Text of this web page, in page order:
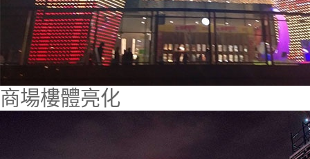
商場樓體亮化